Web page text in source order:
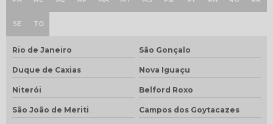
SE TO
Rio de Janeiro São Gonçalo
Duque de Caxias Nova Iguaçu
Niterói Belford Roxo
São João de Meriti Campos dos Goytacazes